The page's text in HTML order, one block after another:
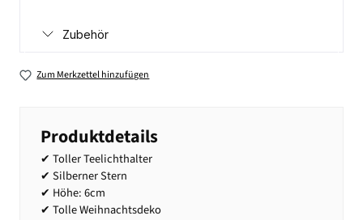
Zubehör
Zum Merkzettel hinzufügen
Produktdetails
✔ Toller Teelichthalter
✔ Silberner Stern
✔ Höhe: 6cm
✔ Tolle Weihnachtsdeko